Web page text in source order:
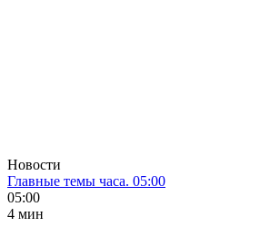
Новости
Главные темы часа. 05:00
05:00
4 мин